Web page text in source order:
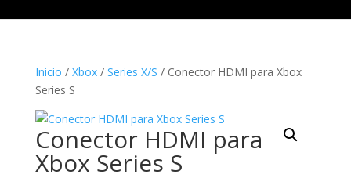
Inicio / Xbox/ Series X/S / Conector HDMI para Xbox
Series S
Conector HDMI para
Xbox Series S